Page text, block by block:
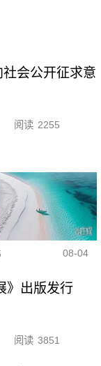
会公开征求意
阅读 2255
08-04
》出版发行
阅读 3851